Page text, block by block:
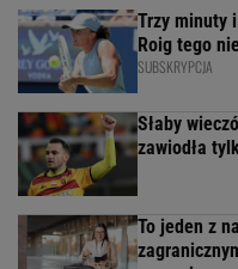
Trzy minuty
Roig tego
SUBSKRYPCJA
Słaby
zawiodła
To jeden z